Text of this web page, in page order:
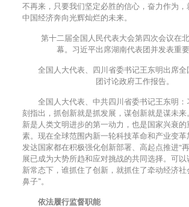
不再来，只要我们坚定必胜的信心，奋力作为
中国经济奔向光辉灿烂的未来。
第十二届全国人民代表大会第四次会议在
幕。习近平出席湖南代表团并发表重要
全国人大代表、四川省委书记王东明出席全
团讨论政府工作报告。
全国人大代表、中共四川省委书记王东明：
刻指出，抓创新就是抓发展，谋创新就是谋未来
新是人类文明进步的第一动力，也是国家兴衰的
素。现在全球范围内新一轮科技革命和产业变革
发达国家都在积极强化创新部署、高起点推进“
展已成为大势所趋和应对挑战的共同选择。可
新常态下，谁抓住了创新，就抓住了牵动经济社
鼻子”。
依法履行监督职能